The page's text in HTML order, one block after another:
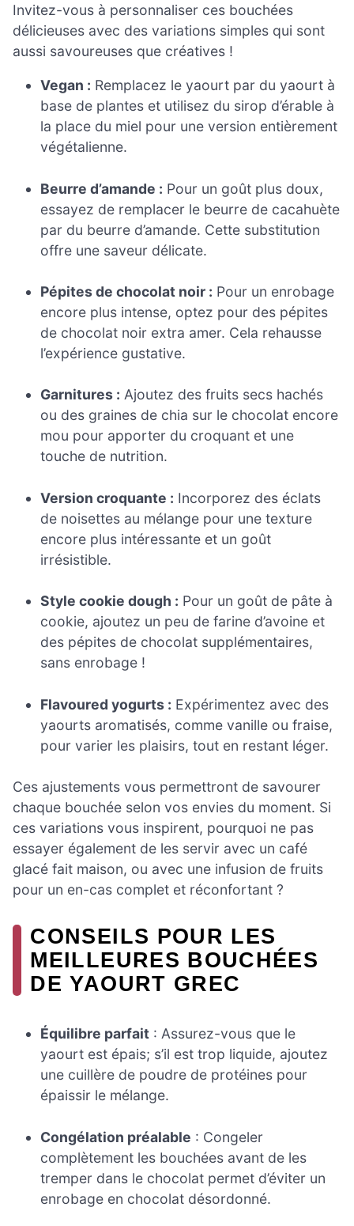
Invitez-vous à personnaliser ces bouchées
délicieuses avec des variations simples qui sont
aussi savoureuses que créatives !
Vegan : Remplacez le yaourt par du yaourt à
base de plantes et utilisez du sirop d’érable à
la place du miel pour une version entièrement
végétalienne.
Beurre d’amande : Pour un goût plus doux,
essayez de remplacer le beurre de cacahuète
par du beurre d’amande. Cette substitution
offre une saveur délicate.
Pépites de chocolat noir : Pour un enrobage
encore plus intense, optez pour des pépites
de chocolat noir extra amer. Cela rehausse
l’expérience gustative.
Garnitures : Ajoutez des fruits secs hachés
ou des graines de chia sur le chocolat encore
mou pour apporter du croquant et une
touche de nutrition.
Version croquante : Incorporez des éclats
de noisettes au mélange pour une texture
encore plus intéressante et un goût
irrésistible.
Style cookie dough : Pour un goût de pâte à
cookie, ajoutez un peu de farine d’avoine et
des pépites de chocolat supplémentaires,
sans enrobage !
Flavoured yogurts : Expérimentez avec des
yaourts aromatisés, comme vanille ou fraise,
pour varier les plaisirs, tout en restant léger.
Ces ajustements vous permettront de savourer
chaque bouchée selon vos envies du moment. Si
ces variations vous inspirent, pourquoi ne pas
essayer également de les servir avec un café
glacé fait maison, ou avec une infusion de fruits
pour un en-cas complet et réconfortant ?
CONSEILS POUR LES
MEILLEURES BOUCHÉES
DE YAOURT GREC
Équilibre parfait : Assurez-vous que le
yaourt est épais; s’il est trop liquide, ajoutez
une cuillère de poudre de protéines pour
épaissir le mélange.
Congélation préalable : Congeler
complètement les bouchées avant de les
tremper dans le chocolat permet d’éviter un
enrobage en chocolat désordonné.